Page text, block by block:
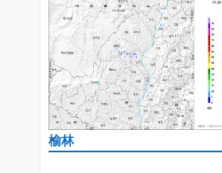
榆林